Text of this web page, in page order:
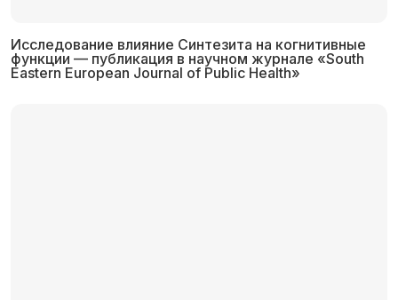
Исследование влияние Синтезита на когнитивные
функции — публикация в научном журнале «South
Eastern European Journal of Public Health»